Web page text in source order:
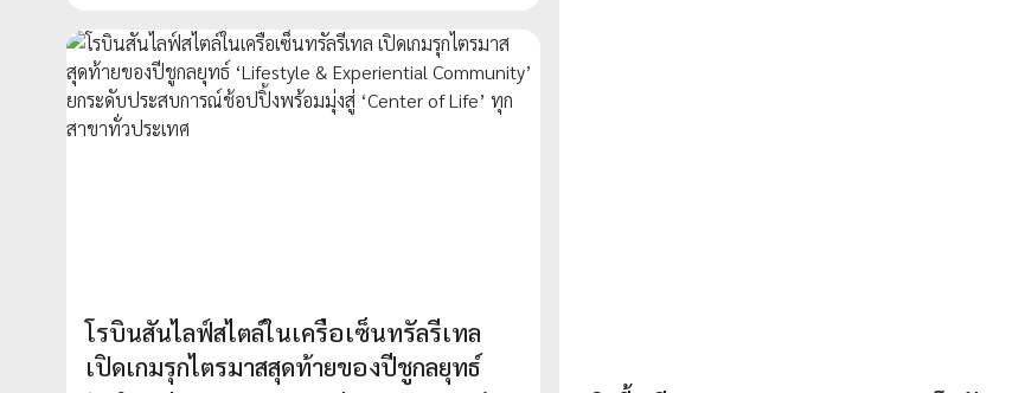
โรบินสันไลฟ์สไตล์ในเครือเซ็นทรัลรีเทล
เปิดเกมรุกไตรมาสสุดท้ายของปีชูกลยุทธ์